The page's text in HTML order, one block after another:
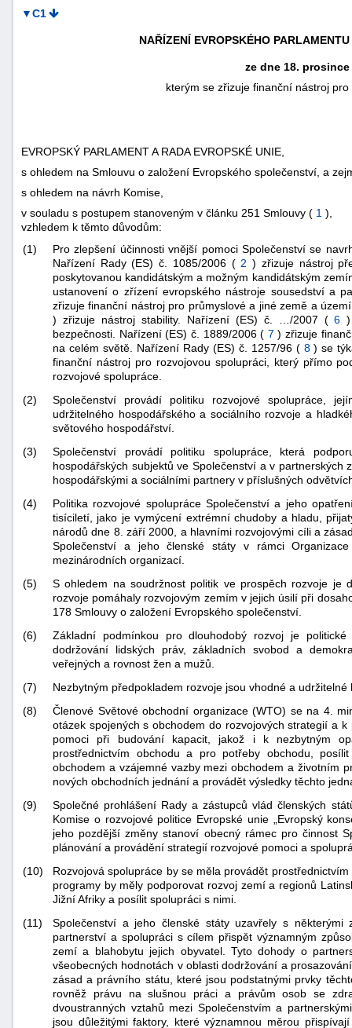
▼C1
NAŘÍZENÍ EVROPSKÉHO
ze dne 18. prosince
kterým se zřizuje finanční nástroj
EVROPSKÝ PARLAMENT A RADA EVROPSKÉ UNIE,
s ohledem na Smlouvu o založení Evropského společenství, a
s ohledem na návrh Komise,
v souladu s postupem stanoveným v článku 251 Smlouvy ( 1 ),
vzhledem k těmto důvodům:
(1)
Pro zlepšení účinnosti vnější pomoci Společenství se
Nařízení Rady (ES) č. 1085/2006 ( 2 ) zřizuje nástroj
poskytovanou kandidátským a možným kandidátským
ustanovení o zřízení evropského nástroje sousedství a
zřizuje finanční nástroj pro průmyslové a jiné země a
) zřizuje nástroj stability. Nařízení (ES) č. …/2007 ( 6
bezpečnosti. Nařízení (ES) č. 1889/2006 ( 7 ) zřizuje
na celém světě. Nařízení Rady (ES) č. 1257/96 ( 8 ) se
finanční nástroj pro rozvojovou spolupráci, který přímo
rozvojové spolupráce.
(2)
Společenství provádí politiku rozvojové spolupráce,
udržitelného hospodářského a sociálního rozvoje a
světového hospodářství.
(3)
Společenství provádí politiku spolupráce, která
hospodářských subjektů ve Společenství a v
hospodářskými a sociálními partnery v příslušných
(4)
Politika rozvojové spolupráce Společenství a jeho
tisíciletí, jako je vymýcení extrémní chudoby a hladu,
národů dne 8. září 2000, a hlavními rozvojovými cíli a
Společenství a jeho členské státy v rámci
mezinárodních organizací.
(5)
S ohledem na soudržnost politik ve prospěch rozvoje je
rozvoje pomáhaly rozvojovým zemím v jejich úsilí při
178 Smlouvy o založení Evropského společenství.
(6)
Základní podmínkou pro dlouhodobý rozvoj je
dodržování lidských práv, základních svobod a
veřejných a rovnost žen a mužů.
(7)
Nezbytným předpokladem rozvoje jsou vhodné a udržitelné
(8)
Členové Světové obchodní organizace (WTO) se na 4.
otázek spojených s obchodem do rozvojových strategií a
pomoci při budování kapacit, jakož i k nezbytným
prostřednictvím obchodu a pro potřeby obchodu,
obchodem a vzájemné vazby mezi obchodem a životním
nových obchodních jednání a provádět výsledky těchto
(9)
Společné prohlášení Rady a zástupců vlád členských
Komise o rozvojové politice Evropské unie „Evropský
jeho pozdější změny stanoví obecný rámec pro činnost
plánování a provádění strategií rozvojové pomoci a
(10)
Rozvojová spolupráce by se měla provádět
programy by měly podporovat rozvoj zemí a regionů
Jižní Afriky a posílit spolupráci s nimi.
(11)
Společenství a jeho členské státy uzavřely s
partnerství a spolupráci s cílem přispět významným
zemí a blahobytu jejich obyvatel. Tyto dohody o
všeobecných hodnotách v oblasti dodržování a
zásad a právního státu, které jsou podstatnými prvky
rovněž právu na slušnou práci a právům osob se
dvoustranných vztahů mezi Společenstvím a
jsou důležitými faktory, které významnou měrou
náhrady
škod"